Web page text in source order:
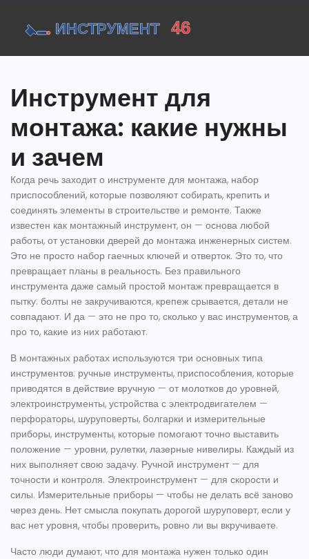
Инструмент для
монтажа: какие нужны
и зачем
Когда речь заходит о инструменте для монтажа, набор
приспособлений, которые позволяют собирать, крепить и
соединять элементы в строительстве и ремонте. Также
известен как монтажный инструмент, он — основа любой
работы, от установки дверей до монтажа инженерных систем.
Это не просто набор гаечных ключей и отверток. Это то, что
превращает планы в реальность. Без правильного
инструмента даже самый простой монтаж превращается в
пытку: болты не закручиваются, крепеж срывается, детали не
совпадают. И да — это не про то, сколько у вас инструментов, а
про то, какие из них работают.
В монтажных работах используются три основных типа
инструментов: ручные инструменты, приспособления, которые
приводятся в действие вручную — от молотков до уровней,
электроинструменты, устройства с электродвигателем —
перфораторы, шуруповерты, болгарки и измерительные
приборы, инструменты, которые помогают точно выставить
положение — уровни, рулетки, лазерные нивелиры. Каждый из
них выполняет свою задачу. Ручной инструмент — для
точности и контроля. Электроинструмент — для скорости и
силы. Измерительные приборы — чтобы не делать всё заново
через день. Нет смысла покупать дорогой шуруповерт, если у
вас нет уровня, чтобы проверить, ровно ли вы вкручиваете.
Часто люди думают, что для монтажа нужен только один